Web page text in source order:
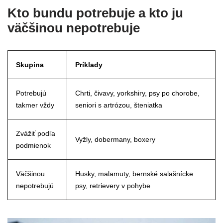
Kto bundu potrebuje a kto ju
väčšinou nepotrebuje
Skupina Príklady
Potrebujú
takmer vždy
Chrti, čivavy, yorkshiry, psy po chorobe,
seniori s artrózou, šteniatka
Zvážiť podľa
podmienok
Vyžly, dobermany, boxery
Väčšinou
nepotrebujú
Husky, malamuty, bernské salašnícke
psy, retrievery v pohybe